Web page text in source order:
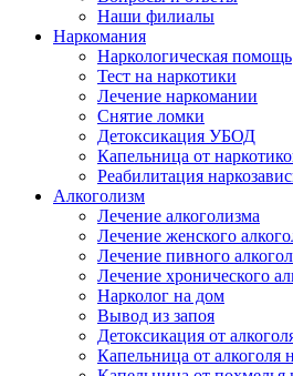
Наши филиалы
Наркомания
Наркологическая помощь
Тест на наркотики
Лечение наркомании
Снятие ломки
​​Детоксикация УБОД
Капельница от
Реабилитация
Алкоголизм
Лечение алкоголизма
Лечение женского
Лечение пивного
Лечение хронического
Нарколог на дом
Вывод из запоя
Детоксикация от
Капельница от алкоголя